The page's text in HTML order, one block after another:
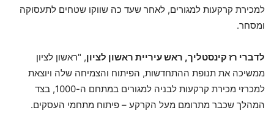
למכירת קרקעות למגורים, לאחר שעד כה שווקו שטחים לתעסוקה
ומסחר.
לדברי רז קינסטליך, ראש עיריית ראשון לציון, "ראשון לציון
ממשיכה את תנופת ההתחדשות, הפיתוח והצמיחה שלה ויוצאת
למכרזי מכירת קרקעות לבניה למגורים במתחם ה-1000, בצד
המהלך שכבר מתרומם מעל הקרקע – פיתוח מתחמי העסקים.